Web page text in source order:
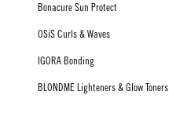
Bonacure Sun Protect
OSiS Curls & Waves
IGORA Bonding
BLONDME Lighteners & Glow Toners